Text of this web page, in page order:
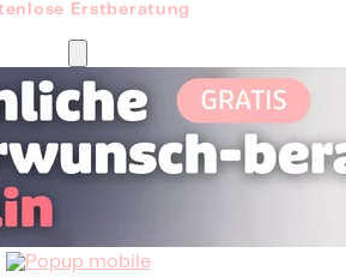
Erstberatung